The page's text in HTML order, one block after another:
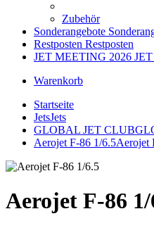
Zubehör
Sonderangebote
Restposten Restposten
JET MEETING 2026
Warenkorb
Startseite
JetsJets
GLOBAL JET CLUB
Aerojet F-86 1/6.5Aerojet
Aerojet F-86 1/